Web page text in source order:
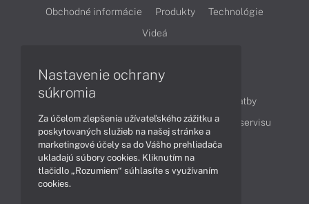
Obchodné informácie Produkty
Technológie
Videá
Obsah
Ako nakupovať
Možnosti doručenia a platby
Podpora a servis
Servisné služby Cenník servisu
Kontakty
Nastavenie ochrany
súkromia
Za účelom zlepšenia užívateľského zážitku a
poskytovaných služieb na našej stránke a
marketingové účely sa do Vášho prehliadača
ukladajú súbory cookies. Kliknutím na
tlačidlo „Rozumiem“ súhlasíte s využívaním
cookies.